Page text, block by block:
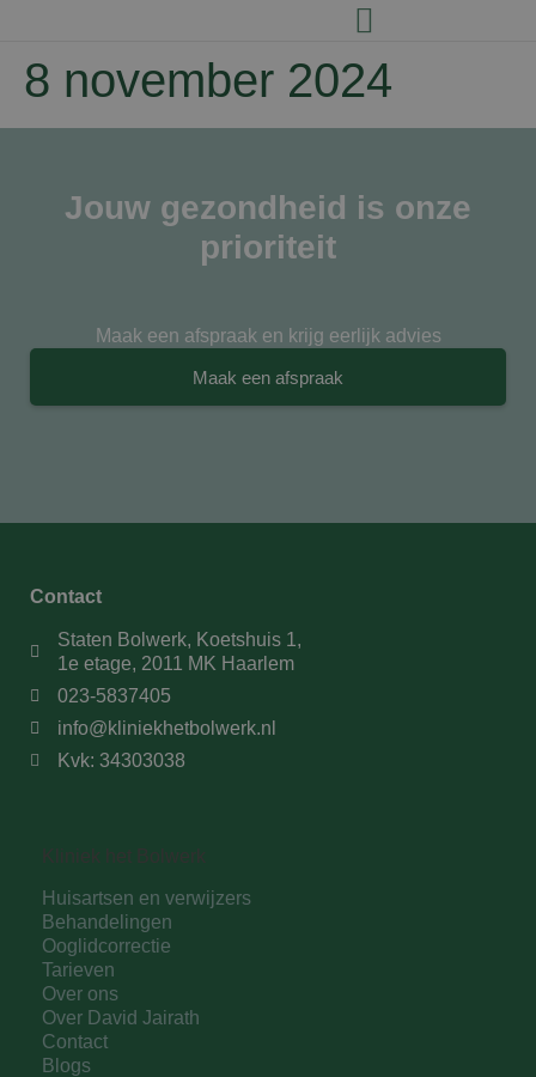
8 november 2024
Jouw gezondheid is onze
prioriteit
Maak een afspraak en krijg eerlijk advies
Maak een afspraak
Contact
Staten Bolwerk, Koetshuis 1,
1e etage, 2011 MK Haarlem
023-5837405
info@kliniekhetbolwerk.nl
Kvk: 34303038
Kliniek het Bolwerk
Huisartsen en verwijzers
Behandelingen
Ooglidcorrectie
Tarieven
Over ons
Over David Jairath
Contact
Blogs